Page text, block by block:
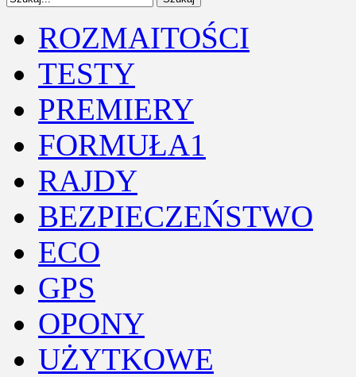
ROZMAITOŚCI
TESTY
PREMIERY
FORMUŁA1
RAJDY
BEZPIECZEŃSTWO
ECO
GPS
OPONY
UŻYTKOWE